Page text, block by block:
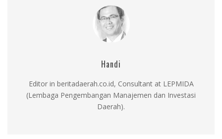
Handi
Editor in beritadaerah.co.id, Consultant at LEPMIDA
(Lembaga Pengembangan Manajemen dan Investasi
Daerah).